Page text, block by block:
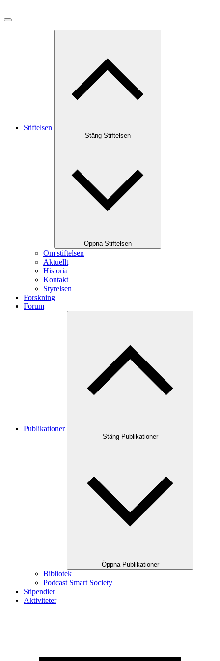
Stiftelsen
Stäng Stiftelsen
Öppna Stiftelsen
Om stiftelsen
Aktuellt
Historia
Kontakt
Styrelsen
Forskning
Forum
Publikationer
Stäng Publikationer
Öppna Publikationer
Bibliotek
Podcast Smart Society
Stipendier
Aktiviteter